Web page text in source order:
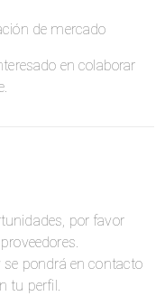
de mercado
en colaborar
por favor
pondrá en contacto
tu perfil.